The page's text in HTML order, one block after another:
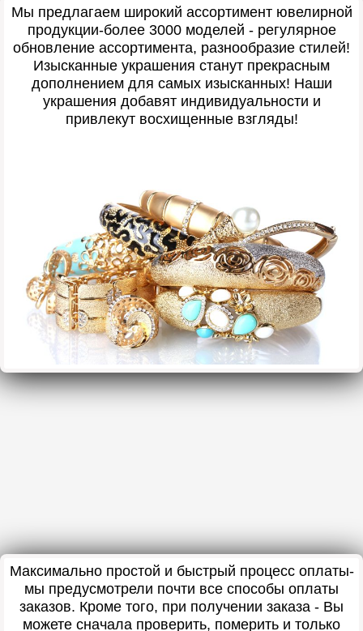
Мы предлагаем широкий ассортимент ювелирной
продукции-более 3000 моделей - регулярное
обновление ассортимента, разнообразие стилей!
Изысканные украшения станут прекрасным
дополнением для самых изысканных! Наши
украшения добавят индивидуальности и
привлекут восхищенные взгляды!
Максимально простой и быстрый процесс оплаты-
мы предусмотрели почти все способы оплаты
заказов. Кроме того, при получении заказа - Вы
можете сначала проверить, померить и только